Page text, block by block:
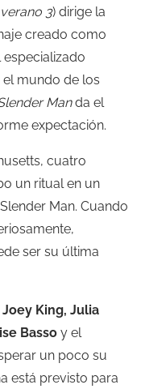
3) dirige la
creado como
el mundo de los
Manda el
expectación.
cuatro
un ritual en un
Man. Cuando
ser su última
Joey King, Julia
Basso y el
un poco su
está previsto para